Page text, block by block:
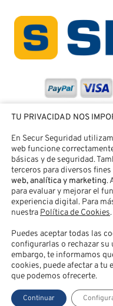
SECUR SEGURIDAD® |
Política de Cookies|
TU PRIVACIDAD NOS
En Secur Seguridad
web funcione
básicas y de seguridad.
terceros para diversos
web, analítica y marketing.
para evaluar y mejorar el
experiencia digital. Para
nuestra Política de Cookies.
Puedes aceptar todas las
configurarlas o rechazar
embargo, te informamos
cookies, puede afectar a tu
que podemos ofrecerte.
Continuar